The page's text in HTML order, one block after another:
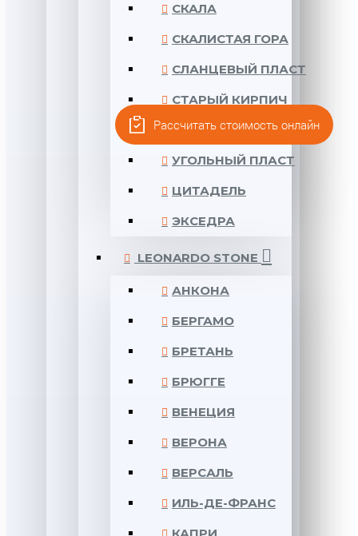
СКАЛА
СКАЛИСТАЯ ГОРА
СЛАНЦЕВЫЙ ПЛАСТ
СТАРЫЙ КИРПИЧ
ТРАВЕРТИН
УГОЛЬНЫЙ ПЛАСТ
ЦИТАДЕЛЬ
ЭКСЕДРА
LEONARDO STONE
АНКОНА
БЕРГАМО
БРЕТАНЬ
БРЮГГЕ
ВЕНЕЦИЯ
ВЕРОНА
ВЕРСАЛЬ
ИЛЬ-ДЕ-ФРАНС
Рассчитать стоимость онлайн